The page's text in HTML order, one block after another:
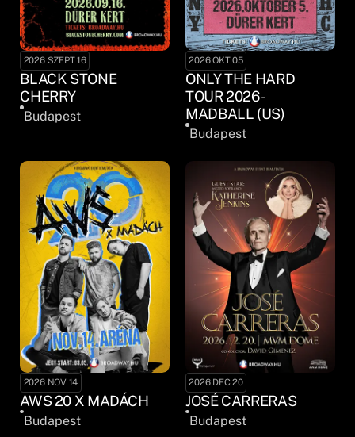
2026 SZEPT 16
BLACK STONE
CHERRY
Budapest
2026 OKT 05
ONLY THE HARD
TOUR 2026 -
MADBALL (US)
Budapest
2026 NOV 14
AWS 20 X MADÁCH
Budapest
2026 DEC 20
JOSÉ CARRERAS
Budapest